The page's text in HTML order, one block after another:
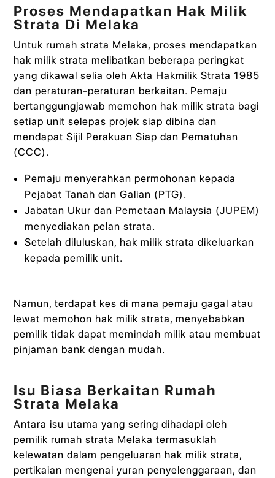
Proses Mendapatkan Hak Milik
Strata Di Melaka
Untuk rumah strata Melaka, proses mendapatkan
hak milik strata melibatkan beberapa peringkat
yang dikawal selia oleh Akta Hakmilik Strata 1985
dan peraturan-peraturan berkaitan. Pemaju
bertanggungjawab memohon hak milik strata bagi
setiap unit selepas projek siap dibina dan
mendapat Sijil Perakuan Siap dan Pematuhan
(CCC).
Pemaju menyerahkan permohonan kepada
Pejabat Tanah dan Galian (PTG).
Jabatan Ukur dan Pemetaan Malaysia (JUPEM)
menyediakan pelan strata.
Setelah diluluskan, hak milik strata dikeluarkan
kepada pemilik unit.
Namun, terdapat kes di mana pemaju gagal atau
lewat memohon hak milik strata, menyebabkan
pemilik tidak dapat memindah milik atau membuat
pinjaman bank dengan mudah.
Isu Biasa Berkaitan Rumah
Strata Melaka
Antara isu utama yang sering dihadapi oleh
pemilik rumah strata Melaka termasuklah
kelewatan dalam pengeluaran hak milik strata,
pertikaian mengenai yuran penyelenggaraan, dan